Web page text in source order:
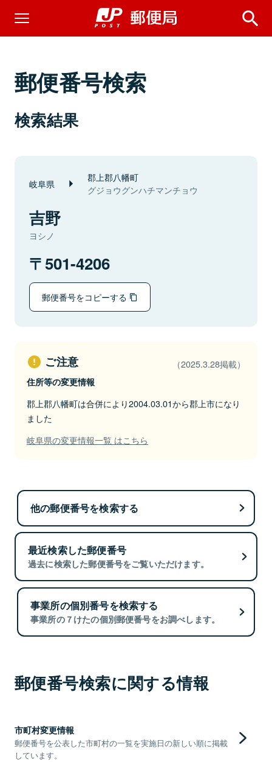
郵便番号検索
検索結果
岐阜県 郡上郡八幡町
グジョウグンハチマンチョウ
吉野
ヨシノ
501-4206
郵便番号をコピーする
ご注意 （2025.3.28掲載）
住所等の変更情報
郡上郡八幡町は合併により2004.03.01から郡上市になり
ました
岐阜県の変更情報一覧 はこちら
他の郵便番号を検索する
最近検索した郵便番号
過去に検索した郵便番号をご覧いただけます。
事業所の個別番号を検索する
事業所の７けたの個別郵便番号をお調べします。
郵便番号検索に関する情報
市町村変更情報
郵便番号を公表した市町村の一覧を実施日の新しい順に掲載
しています。